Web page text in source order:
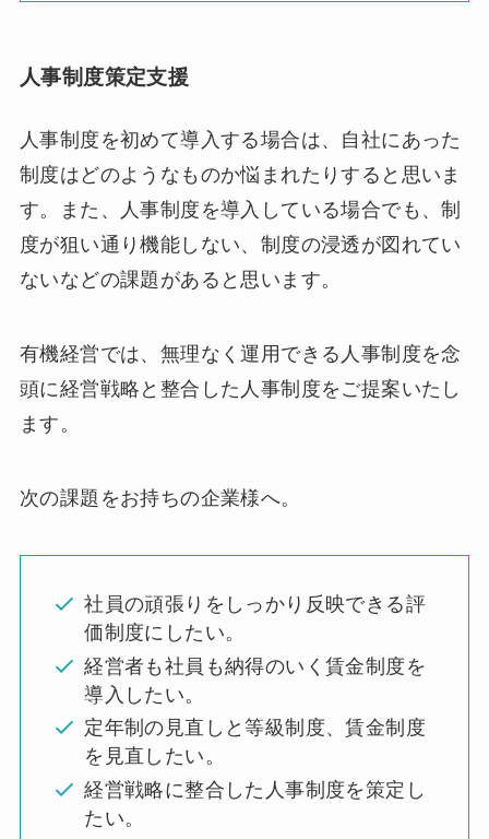
人事制度策定支援
人事制度を初めて導入する場合は、自社にあった
制度はどのようなものか悩まれたりすると思いま
す。また、人事制度を導入している場合でも、制
度が狙い通り機能しない、制度の浸透が図れてい
ないなどの課題があると思います。
有機経営では、無理なく運用できる人事制度を念
頭に経営戦略と整合した人事制度をご提案いたし
ます。
次の課題をお持ちの企業様へ。
社員の頑張りをしっかり反映できる評
価制度にしたい。
経営者も社員も納得のいく賃金制度を
導入したい。
定年制の見直しと等級制度、賃金制度
を見直したい。
経営戦略に整合した人事制度を策定し
たい。